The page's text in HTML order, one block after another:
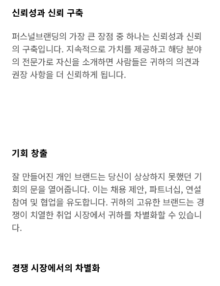
신뢰성과 신뢰 구축
퍼스널브랜딩의 가장 큰 장점 중 하나는 신뢰성과 신뢰
의 구축입니다. 지속적으로 가치를 제공하고 해당 분야
의 전문가로 자신을 소개하면 사람들은 귀하의 의견과
권장 사항을 더 신뢰하게 됩니다.
기회 창출
잘 만들어진 개인 브랜드는 당신이 상상하지 못했던 기
회의 문을 열어줍니다. 이는 채용 제안, 파트너십, 연설
참여 및 협업을 유도합니다. 귀하의 고유한 브랜드는 경
쟁이 치열한 취업 시장에서 귀하를 차별화할 수 있습니
다.
경쟁 시장에서의 차별화